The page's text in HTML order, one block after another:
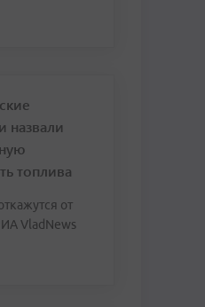
назвали
топлива
от
VladNews